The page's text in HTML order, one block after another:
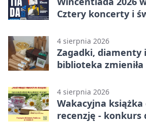
Cztery koncerty i
4 sierpnia 2026
Zagadki, diamenty
biblioteka
4 sierpnia 2026
Wakacyjna książka
recenzję - konkurs